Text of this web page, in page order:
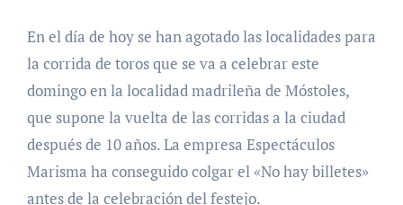
En el día de hoy se han agotado las localidades para
la corrida de toros que se va a celebrar este
domingo en la localidad madrileña de Móstoles,
que supone la vuelta de las corridas a la ciudad
después de 10 años. La empresa Espectáculos
Marisma ha conseguido colgar el «No hay billetes»
antes de la celebración del festejo.